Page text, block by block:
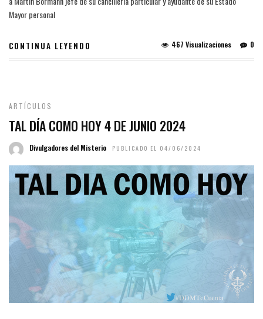
Mayor personal
CONTINUA LEYENDO 0
467 Visualizaciones
ARTÍCULOS
TAL DÍA COMO HOY 4 DE JUNIO 2024
Divulgadores del Misterio PUBLICADO EL 04/06/2024